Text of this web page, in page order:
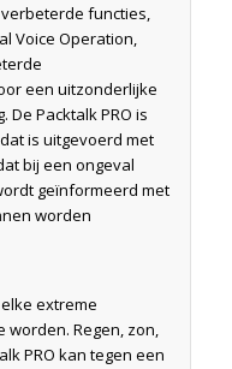
functies,
Voice Operation,
een uitzonderlijke
De Packtalk PRO is
is uitgevoerd met
bij een ongeval
geïnformeerd met
worden
extreme
Regen, zon,
PRO kan tegen een